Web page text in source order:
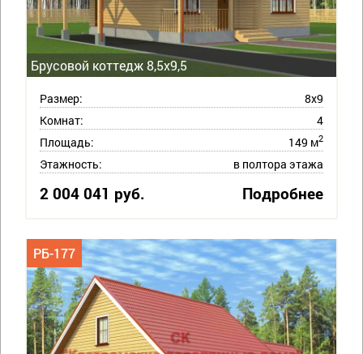
Брусовой коттедж 8,5х9,5
Размер:
8х9
Комнат:
4
Площадь:
149 м2
Этажность: в полтора этажа
2 004 041 руб. Подробнее
РБ-177